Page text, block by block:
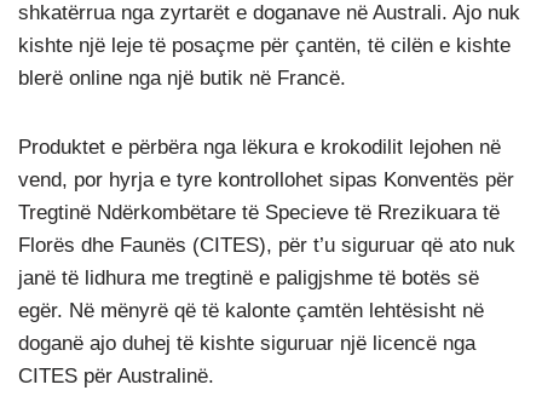
shkatërrua nga zyrtarët e doganave në Australi. Ajo nuk
kishte një leje të posaçme për çantën, të cilën e kishte
blerë online nga një butik në Francë.
Produktet e përbëra nga lëkura e krokodilit lejohen në
vend, por hyrja e tyre kontrollohet sipas Konventës për
Tregtinë Ndërkombëtare të Specieve të Rrezikuara të
Florës dhe Faunës (CITES), për t’u siguruar që ato nuk
janë të lidhura me tregtinë e paligjshme të botës së
egër. Në mënyrë që të kalonte çamtën lehtësisht në
doganë ajo duhej të kishte siguruar një licencë nga
CITES për Australinë.